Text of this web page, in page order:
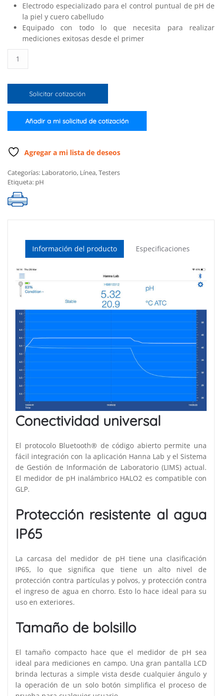
Electrodo especializado para el control puntual de pH de
la piel y cuero cabelludo
Equipado con todo lo que necesita para realizar
mediciones exitosas desde el primer
con
tecnología
HALO2
para
y
cabelludo
cantidad
Solicitar cotización
Añadir a mi solicitud de cotización
Agregar a mi lista de deseos
Categorías: Laboratorio, Línea,Testers
Etiqueta: pH
Información del producto Especificaciones
Conectividad universal
El protocolo Bluetooth® de código abierto permite una
fácil integración con la aplicación Hanna Lab y el Sistema
de Gestión de Información de Laboratorio (LIMS) actual.
El medidor de pH inalámbrico HALO2 es compatible con
GLP.
Protección resistente al agua
IP65
La carcasa del medidor de pH tiene una clasificación
IP65, lo que significa que tiene un alto nivel de
protección contra partículas y polvos, y protección contra
el ingreso de agua en chorro. Esto lo hace ideal para su
uso en exteriores.
Tamaño de bolsillo
El tamaño compacto hace que el medidor de pH sea
ideal para mediciones en campo. Una gran pantalla LCD
brinda lecturas a simple vista desde cualquier ángulo y
la operación de un solo botón simplifica el proceso de